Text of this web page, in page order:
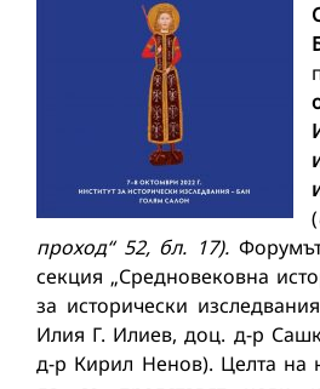
(
проход“ 52, бл. 17).
секция „Средновековна
за исторически
Илия Г. Илиев, доц. д-р
д-р Кирил Ненов). Целта на